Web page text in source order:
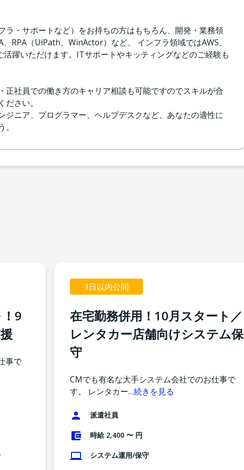
ラ・サポートなど）をお持ちの方はもちろん、開発・業務領
RPA（UiPath、WinActor）など、 インフラ領域ではAWS、
躍いただけます。ITサポートやキッティングなどのご経験も
正社員での働き方のキャリア相談も可能ですのでスキルが合
さい。
ジニア、プログラマー、ヘルプデスクなど、あなたの適性に
9
事で
3日以内公開
在宅勤務併用！10月スタート／
レンタカー店舗向けシステム保
守
CMでも有名な大手システム会社でのお仕事で
す。 レンタカー…続きを見る
派遣社員
時給 2,400 〜 円
システム運用/保守